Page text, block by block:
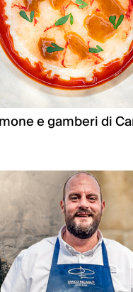
e gamberi di